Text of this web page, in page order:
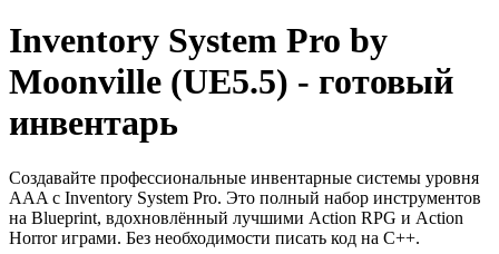
Inventory System Pro by
Moonville (UE5.5) - готовый
инвентарь
Создавайте профессиональные инвентарные системы уровня
AAA с Inventory System Pro. Это полный набор инструментов
на Blueprint, вдохновлённый лучшими Action RPG и Action
Horror играми. Без необходимости писать код на C++.